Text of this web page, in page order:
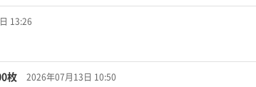
13:26
枚 2026年07月13日 10:50